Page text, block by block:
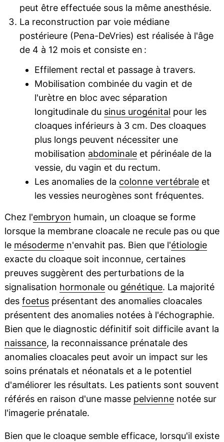
peut être effectuée sous la même anesthésie.
La reconstruction par voie médiane
postérieure (Pena-DeVries) est réalisée à l'âge
de 4 à 12 mois et consiste en :
Effilement rectal et passage à travers.
Mobilisation combinée du vagin et de
l'urètre en bloc avec séparation
longitudinale du sinus urogénital pour les
cloaques inférieurs à 3 cm. Des cloaques
plus longs peuvent nécessiter une
mobilisation abdominaleet périnéale de la
vessie, du vagin et du rectum.
Les anomalies de la colonne vertébraleet
les vessies neurogènes sont fréquentes.
Chez l'embryon humain, un cloaque se forme
lorsque la membrane cloacale ne recule pas ou que
le mésodermen'envahit pas. Bien que l'étiologie
exacte du cloaque soit inconnue, certaines
preuves suggèrent des perturbations de la
signalisation hormonaleou génétique. La majorité
des foetusprésentant des anomalies cloacales
présentent des anomalies notées à l'échographie.
Bien que le diagnostic définitif soit difficile avant la
naissance, la reconnaissance prénatale des
anomalies cloacales peut avoir un impact sur les
soins prénatals et néonatals et a le potentiel
d'améliorer les résultats. Les patients sont souvent
référés en raison d'une masse pelviennenotée sur
l'imagerie prénatale.
Bien que le cloaque semble efficace, lorsqu'il existe